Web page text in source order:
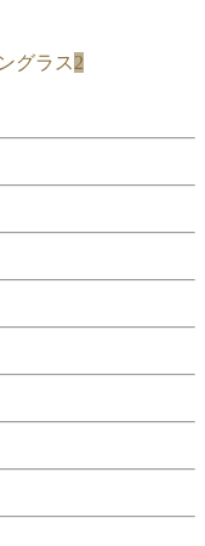
グラス 2